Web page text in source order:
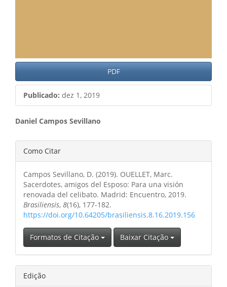
PDF
Publicado: dez 1, 2019
Conteúdo
do
artigo
principal
Daniel Campos Sevillano
Detalhes
do
artigo
Como Citar
Campos Sevillano, D. (2019). OUELLET, Marc.
Sacerdotes, amigos del Esposo: Para una visión
renovada del celibato. Madrid: Encuentro, 2019.
Brasiliensis, 8(16), 177-182.
https://doi.org/10.64205/brasiliensis.8.16.2019.156
Formatos de Citação Baixar Citação
Edição